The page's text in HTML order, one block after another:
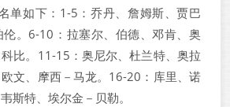
单如下：1-5：乔丹、詹姆斯、贾巴
。6-10：拉塞尔、伯德、邓肯、奥
比。11-15：奥尼尔、杜兰特、奥拉
文、摩西－马龙。16-20：库里、诺
斯特、埃尔金－贝勒。